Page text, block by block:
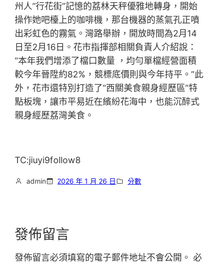
州人“行花街”記憶的荔林天秤優雅地轉身，開始
操作她吧檯上的咖啡機，那台機器的蒸氣孔正噴
出彩虹色的霧氣。灣路舉辦，開放時間為2月14
日至2月16日。花市指揮部相關負責人介紹說：
“本年我們增添了檔口數量 ，均勻單檔經營面積
較今年晉陞約82%，競標底價則與今年持平。”此
外，花市還特別打造了“西關美食親身經歷區”特
點板塊，讓市平易近在繽紛花海中，也能沉醉式
親身經歷荔灣美食。
TC:jiuyi9follow8
admin 2026 年 1 月 26 日 分數
發佈留言
發佈留言必須填寫的電子郵件地址不會公開。 必